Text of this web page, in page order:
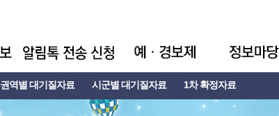
권역별 대기질자료 시군별 대기질자료 1차 확정자료